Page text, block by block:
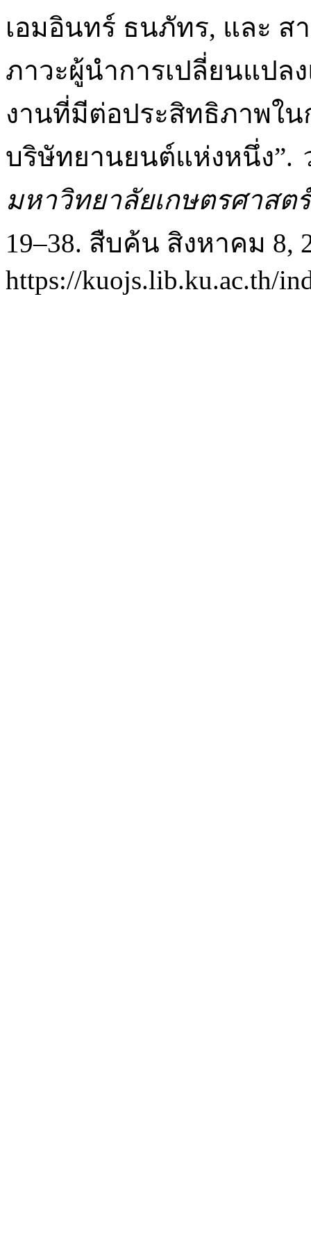
เอมอินทร์ ธนภัทร, และ
ภาวะผู้นำการเปลี่ยนแป
งานที่มีต่อประสิทธิภาพใ
บริษัทยานยนต์แห่งหนึ่ง”.
มหาวิทยาลัยเกษตรศาสตร์
19–38. สืบค้น สิงหาคม 8,
https://kuojs.lib.ku.ac.th/